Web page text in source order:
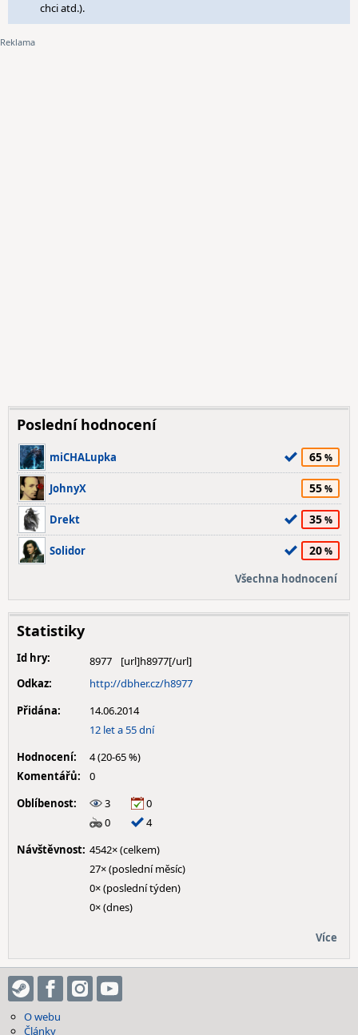
chci atd.).
Poslední hodnocení
miCHALupka 65
JohnyX 55
Drekt 35
Solidor 20
Všechna hodnocení
Statistiky
Id hry:
8977
Odkaz:
http://dbher.cz/h8977
Přidána:
14.06.2014
12 let a 55 dní
Hodnocení:
4 (20-65 %)
Komentářů:
0
Oblíbenost:
3
0
0
4
Návštěvnost: 4542× (celkem)
27× (poslední měsíc)
0× (poslední týden)
0× (dnes)
Více
O webu
Články